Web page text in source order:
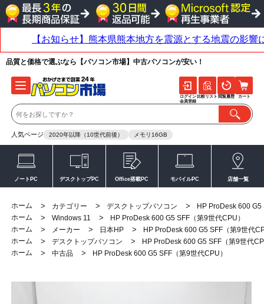
品質と価格で選ぶなら【パソコン市場】中古パソコンが安い！
人気ページ 2020年以降（10世代前後） メモリ16GB
ログイン
会員登録
比較リスト 閲覧履歴 カート
ノートPC デスクトップPC Office搭載PC モバイルPC 店舗一覧
ホーム > カテゴリー > デスクトップパソコン >
HP ProDesk 600
ホーム
> Windows 11 >
HP ProDesk 600 G5 SFF（第9世代CPU）
ホーム
> メーカー > 日本HP >
HP ProDesk 600 G5 SFF（第9世代
ホーム
> デスクトップパソコン >
HP ProDesk 600 G5 SFF（第9世代
ホーム
> 中古品 > HP ProDesk 600 G5 SFF（第9世代CPU）